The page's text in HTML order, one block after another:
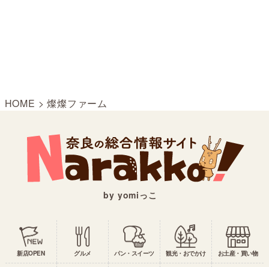
HOME >燦燦ファーム
by yomiっこ
新店OPEN グルメ パン・スイーツ 観光・おでかけ お土産・買い物